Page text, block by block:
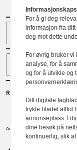
Sider
Følg oss
Redaktør
Gaute Brochmann
Arkitektur er et tidsskrift utgitt av
NAL
For å gi deg
informasjon fra
deg mot dette
For øvrig bruker
analyse, for å
og for å utvikle og
Ditt digitale
trykte bladet alltid
annonseplass. I
dine besøk på
kontinuerlig, slik